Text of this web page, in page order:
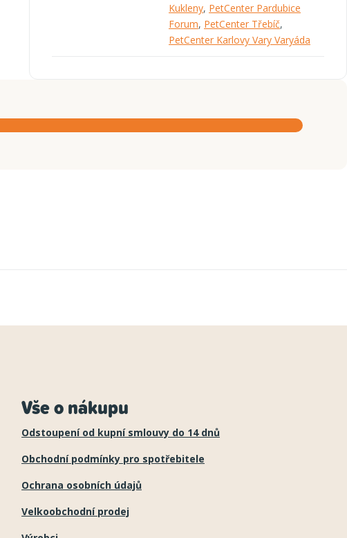
Kukleny, PetCenter Pardubice
Forum, PetCenter Třebíč,
PetCenter Karlovy Vary Varyáda
Vše o nákupu
Odstoupení od kupní smlouvy do 14 dnů
Obchodní podmínky pro spotřebitele
Ochrana osobních údajů
Velkoobchodní prodej